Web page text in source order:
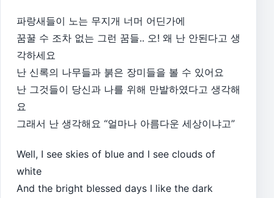
파랑새들이 노는 무지개 너머 어딘가에
꿈꿀 수 조차 없는 그런 꿈들.. 오! 왜 난 안된다고 생
각하세요
난 신록의 나무들과 붉은 장미들을 볼 수 있어요
난 그것들이 당신과 나를 위해 만발하였다고 생각해
요
그래서 난 생각해요 “얼마나 아름다운 세상이냐고”
Well, I see skies of blue and I see clouds of
white
And the bright blessed days I like the dark